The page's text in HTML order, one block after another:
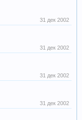
31 дек 2002
31 дек 2002
31 дек 2002
31 дек 2002